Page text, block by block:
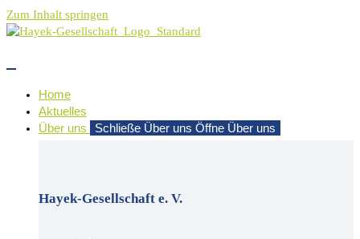
Zum Inhalt springen
Home
Aktuelles
Über uns
Schließe Über uns Öffne Über uns
Hayek-Gesellschaft e. V.